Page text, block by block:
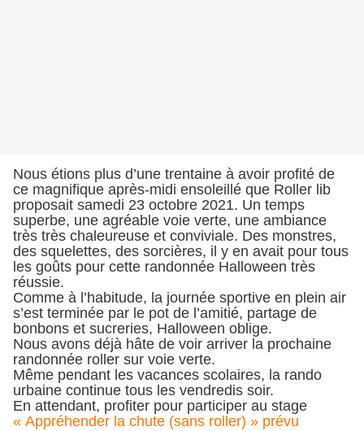
Nous étions plus d’une trentaine à avoir profité de
ce magnifique après-midi ensoleillé que Roller lib
proposait samedi 23 octobre 2021. Un temps
superbe, une agréable voie verte, une ambiance
très très chaleureuse et conviviale. Des monstres,
des squelettes, des sorcières, il y en avait pour tous
les goûts pour cette randonnée Halloween très
réussie.
Comme à l’habitude, la journée sportive en plein air
s’est terminée par le pot de l’amitié, partage de
bonbons et sucreries, Halloween oblige.
Nous avons déjà hâte de voir arriver la prochaine
randonnée roller sur voie verte.
Même pendant les vacances scolaires, la rando
urbaine continue tous les vendredis soir.
En attendant, profiter pour participer au stage
« Appréhender la chute (sans roller) » prévu